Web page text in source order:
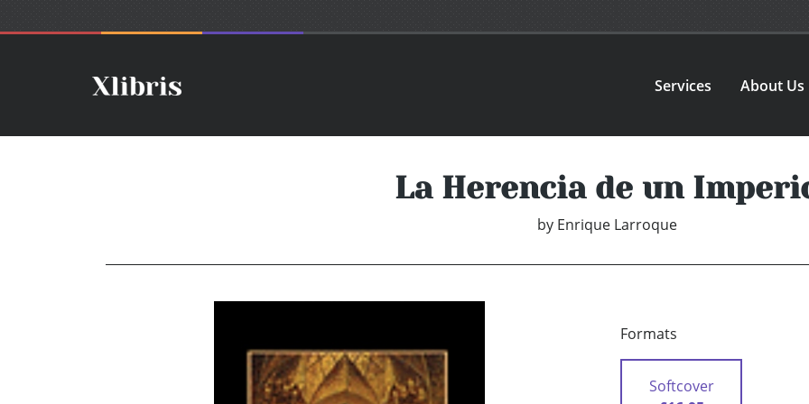
Services About Us
La Herencia de un
by Enrique Larroque
Formats
Softcover